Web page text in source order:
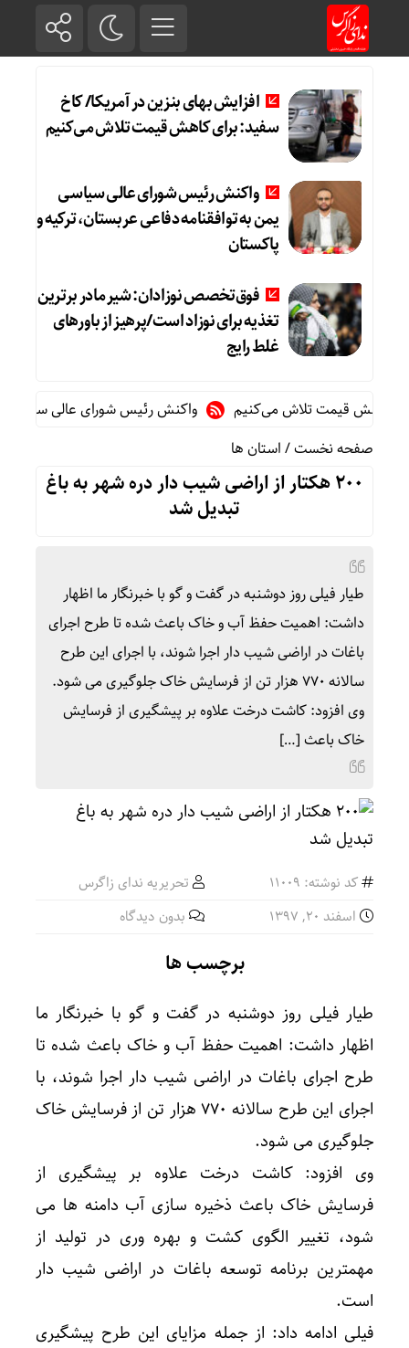
افزایش بهای بنزین در آمریکا/ کاخ
سفید: برای کاهش قیمت تلاش می‌کنیم
واکنش رئیس شورای عالی سیاسی
یمن به توافقنامه دفاعی عربستان، ترکیه و
پاکستان
فوق‌تخصص نوزادان: شیر مادر برترین
تغذیه برای نوزاد است/پرهیز از باورهای
غلط رایج
کاهش قیمت تلاش می‌کنیم
واکنش رئیس شورای عالی سیاسی یمن
صفحه نخست/استان ها
۲۰۰ هکتار از اراضی شیب دار دره شهر به باغ
تبدیل شد
طیار فیلی روز دوشنبه در گفت و گو با خبرنگار ما اظهار
داشت: اهمیت حفظ آب و خاک باعث شده تا طرح اجرای
باغات در اراضی شیب دار اجرا شوند، با اجرای این طرح
سالانه ۷۷۰ هزار تن از فرسایش خاک جلوگیری می شود.
وی افزود: کاشت درخت علاوه بر پیشگیری از فرسایش
خاک باعث […]
کد نوشته: 11009
تحریریه ندای زاگرس
اسفند ۲۰, ۱۳۹۷
بدون دیدگاه
برچسب ها
طیار فیلی روز دوشنبه در گفت و گو با خبرنگار ما
اظهار داشت: اهمیت حفظ آب و خاک باعث شده تا
طرح اجرای باغات در اراضی شیب دار اجرا شوند، با
اجرای این طرح سالانه ۷۷۰ هزار تن از فرسایش خاک
جلوگیری می شود.
وی افزود: کاشت درخت علاوه بر پیشگیری از
فرسایش خاک باعث ذخیره سازی آب دامنه ها می
شود، تغییر الگوی کشت و بهره وری در تولید از
مهمترین برنامه توسعه باغات در اراضی شیب دار
است.
فیلی ادامه داد: از جمله مزایای این طرح پیشگیری